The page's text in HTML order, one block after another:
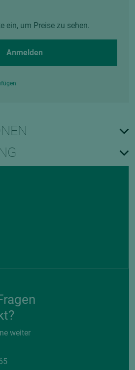
ein, um Preise zu sehen.
Anmelden
weiter